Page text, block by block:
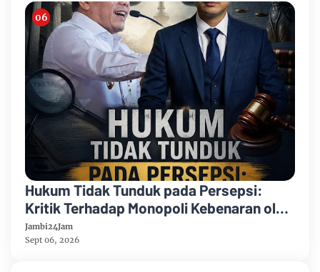
Hukum Tidak Tunduk pada Persepsi:
Kritik Terhadap Monopoli Kebenaran oleh
Media dan Aktivis
Jambi24Jam
Sept 06, 2026